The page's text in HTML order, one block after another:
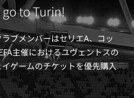
go to Turin!
ブメンバーはセリエA、コッ
主催におけるユヴェントスの
ゲームのチケットを優先購入